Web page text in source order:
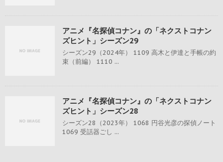
アニメ『名探偵コナン』の「ネクストコナン
ズヒント」シーズン29
シーズン29（2024年） 1109 高木と伊達と手帳の約
束（前編） 1110 ...
アニメ『名探偵コナン』の「ネクストコナン
ズヒント」シーズン28
シーズン28（2023年） 1068 円谷光彦の探偵ノート
1069 受話器ごし ...